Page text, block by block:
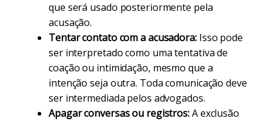
que será usado posteriormente pela
acusação.
Tentar contato com a acusadora:Isso pode
ser interpretado como uma tentativa de
coação ou intimidação, mesmo que a
intenção seja outra. Toda comunicação deve
ser intermediada pelos advogados.
Apagar conversas ou registros:A exclusão